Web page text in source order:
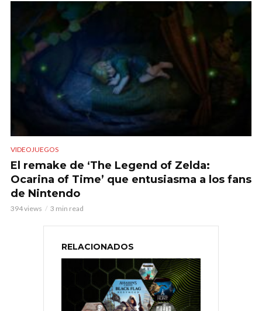
VIDEOJUEGOS
El remake de ‘The Legend of Zelda:
Ocarina of Time’ que entusiasma a los fans
de Nintendo
394 views 3 min read
RELACIONADOS